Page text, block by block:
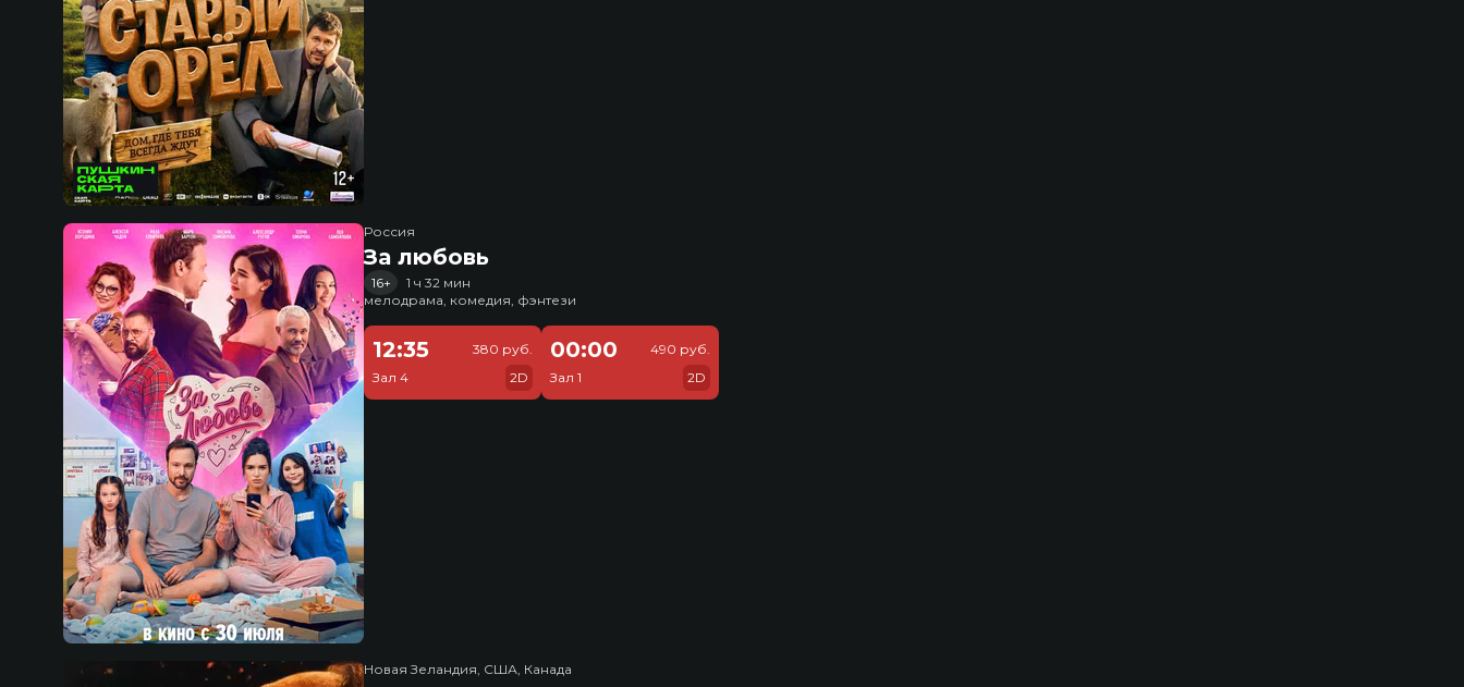
Россия
За любовь
16+
1 ч 32 мин
мелодрама, комедия, фэнтези
12:35
Зал 4
380 руб.
2D
00:00
Зал 1
490 руб.
2D
Новая Зеландия, США, Канада